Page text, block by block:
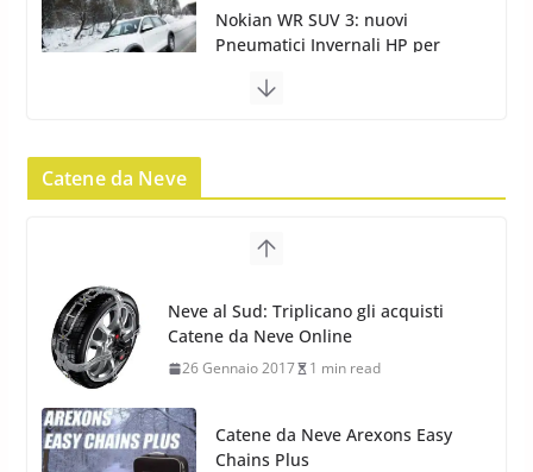
Yokohama Geolandar G073: nuovi pneumatici
invernali SUV
2 min read
17 Febbraio 2022 6 min read
Stagioni 2022
17 Febbraio 2022
Catene da Neve
Catene da Neve Arexons Easy
Chains Plus
10 Novembre 2014 1 min read
Catene da Neve Thule Easy-fit CU-9:
Facili, intuitive, veloci